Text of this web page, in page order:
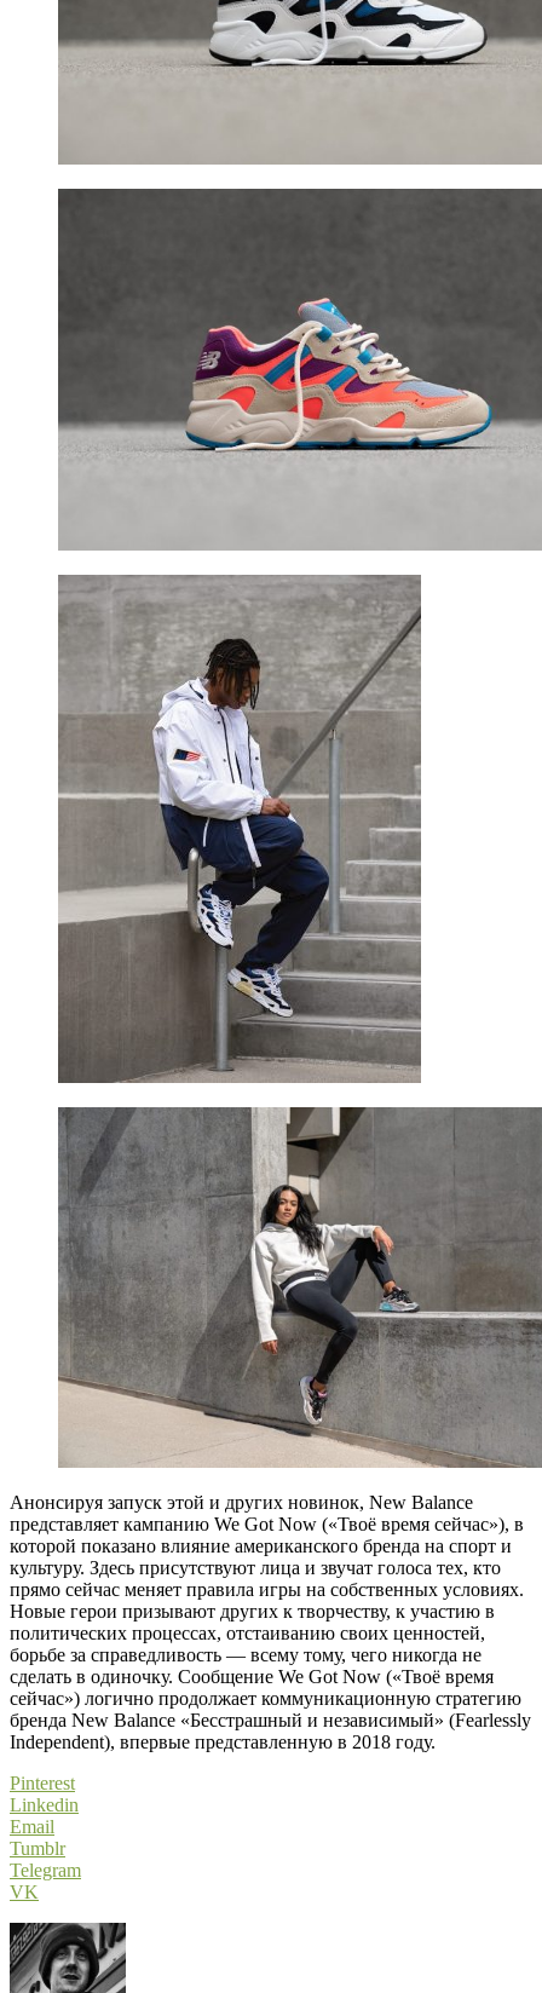
Анонсируя запуск этой и других новинок, New Balance
представляет кампанию We Got Now («Твоё время сейчас»), в
которой показано влияние американского бренда на спорт и
культуру. Здесь присутствуют лица и звучат голоса тех, кто
прямо сейчас меняет правила игры на собственных условиях.
Новые герои призывают других к творчеству, к участию в
политических процессах, отстаиванию своих ценностей,
борьбе за справедливость — всему тому, чего никогда не
сделать в одиночку. Сообщение We Got Now («Твоё время
сейчас») логично продолжает коммуникационную стратегию
бренда New Balance «Бесстрашный и независимый» (Fearlessly
Independent), впервые представленную в 2018 году.
Pinterest
Linkedin
Email
Tumblr
Telegram
VK